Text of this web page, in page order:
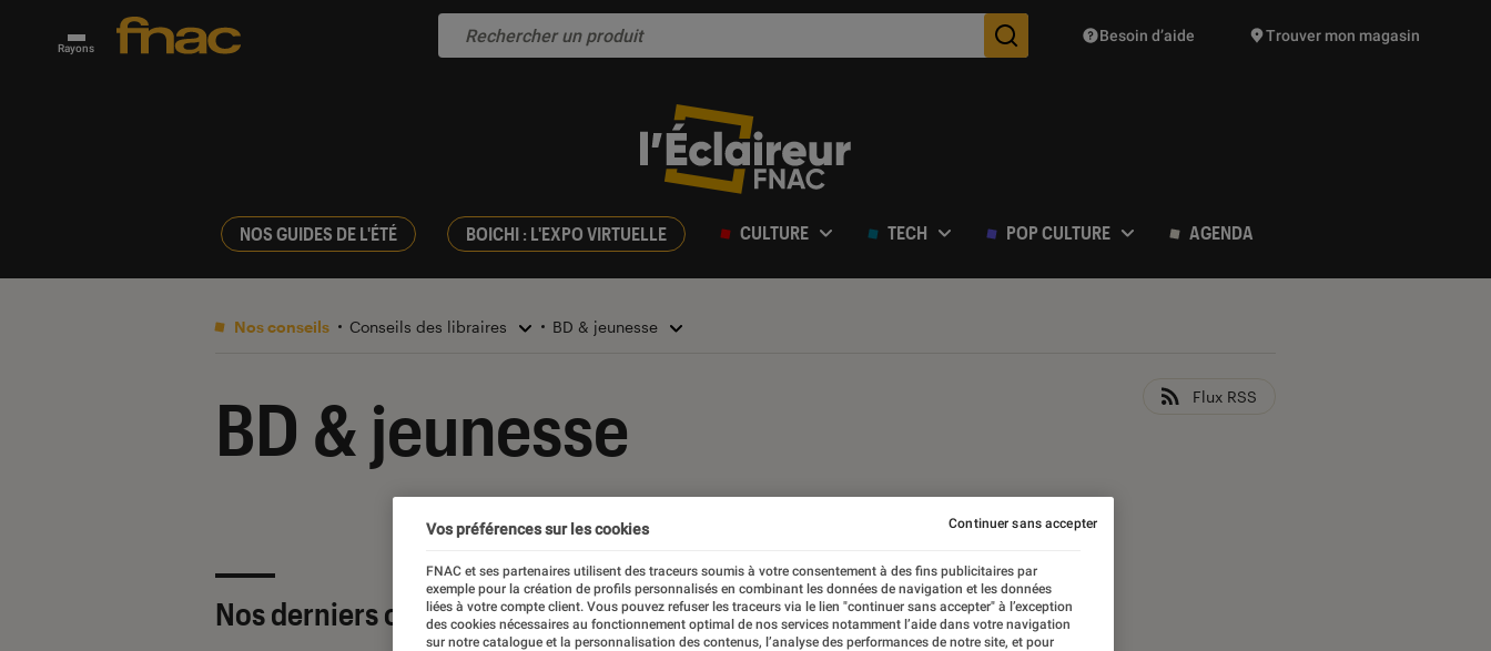
Rayons Des suggestions de produits vont vous être proposées
Besoin d’aide Trouver mon magasin
NOS GUIDES DE L'ÉTÉ BOICHI : L'EXPO VIRTUELLE CULTURE TECH POP CULTURE AGENDA
Nos conseils Conseils des libraires BD & jeunesse
BD & jeunesse Flux RSS
Nos derniers contenus
Vos préférences sur les cookies
FNAC et ses partenaires utilisent des traceurs soumis à votre consentement à des fins publicitaires par
exemple pour la création de profils personnalisés en combinant les données de navigation et les données
liées à votre compte client. Vous pouvez refuser les traceurs via le lien "continuer sans accepter" à l’exception
des cookies nécessaires au fonctionnement optimal de nos services notamment l’aide dans votre navigation
sur notre catalogue et la personnalisation des contenus, l’analyse des performances de notre site, et pour
Continuer sans accepter